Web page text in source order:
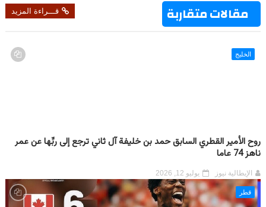
مقالات متقاربة قـــراءة المزيد
الخليج
روح الأمير القطري السابق حمد بن خليفة آل ثاني ترجع إلى ربِّها عن عمر
ناهز 74 عاما
الإيطالية نيوز يوليو 12, 2026
قطر